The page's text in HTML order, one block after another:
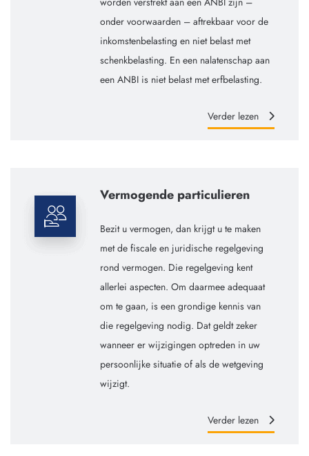
onder voorwaarden – aftrekbaar voor de
inkomstenbelasting en niet belast met
schenkbelasting. En een nalatenschap aan
een ANBI is niet belast met erfbelasting.
Verder lezen
Vermogende particulieren
Bezit u vermogen, dan krijgt u te maken
met de fiscale en juridische regelgeving
rond vermogen. Die regelgeving kent
allerlei aspecten. Om daarmee adequaat
om te gaan, is een grondige kennis van
die regelgeving nodig. Dat geldt zeker
wanneer er wijzigingen optreden in uw
persoonlijke situatie of als de wetgeving
wijzigt.
Verder lezen